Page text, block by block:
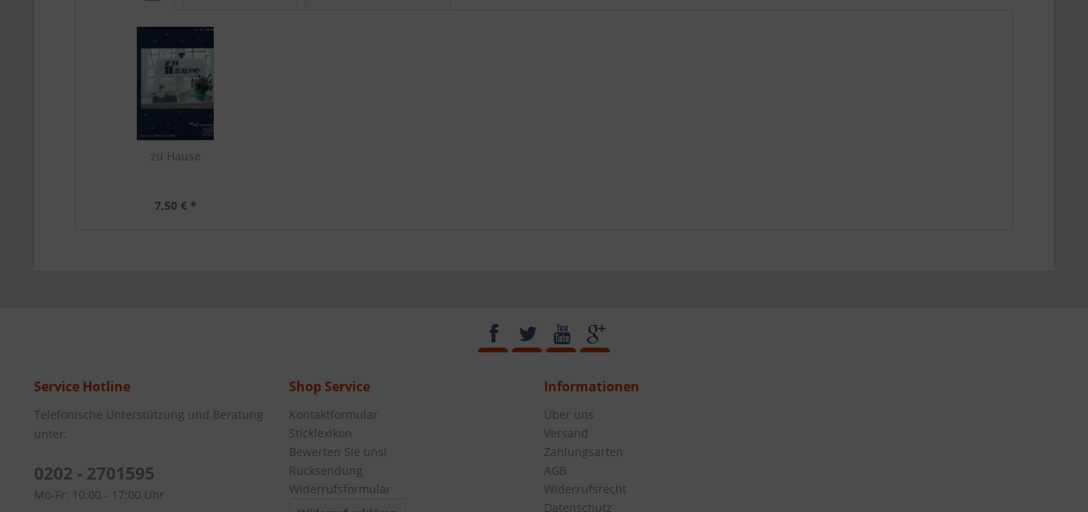
zu Hause
7,50 € *
Service Hotline
Telefonische Unterstützung und Beratung
unter:
0202 - 2701595
Mo-Fr: 10:00 - 17:00 Uhr
Shop Service
Kontaktformular
Sticklexikon
Bewerten Sie uns!
Rücksendung
Widerrufsformular
Informationen
Über uns
Versand
Zahlungsarten
AGB
Widerrufsrecht
Datenschutz